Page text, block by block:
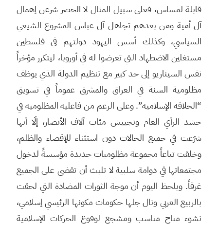
قابلة لمساس، فعلى سبيل المثال لا الحصر شرعن إهمال
آل أمية ومن بعدهم تجاهل آل عباس المشروع الشيعي
السياسي، وكذلك أسس اليهود دولتهم في فلسطين
مستغلين الاضطهاد التي تعرضوا له في أوروبا، ليتكرر مؤخراً
نفس السيناريو إلى حد كبير مع تنظيم الدولة الذي يوظف
مظلومية السنة في العراق والمشرق عموماً في تسويق
“الخلافة الإسلامية”. وعلى الرغم من فاعلية المظلومية في
حشد الرأي العام وتجييش مئات آلاف الأنصار، إلّا أنها
شرّعت في جميع الحالات دون استثناء للإقصاء والظلم،
وخلقت تباعاً مجموعة مظلوميات جديدة مؤسسةً لدخول
مجتمعاتها في دوامة سلبية لا تلبث أن تقضي على الجميع
غرقاً. ويلحظ اليوم أن موجة الثورات المضادة التي لحقت
بالربيع العربي ونال جلها حكومات مكونها الرئيسي إسلامي،
نشوء مناخ مناسب ومشجع لوقوع الحركات الإسلامية